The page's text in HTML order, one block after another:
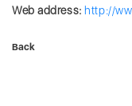
Web address: http://
Back